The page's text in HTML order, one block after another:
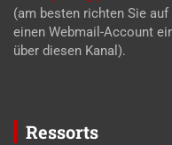
(am besten richten Sie
einen Webmail-Account
über diesen Kanal).
Ressorts